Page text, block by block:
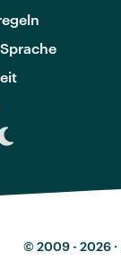
© 2009 - 2026 ·